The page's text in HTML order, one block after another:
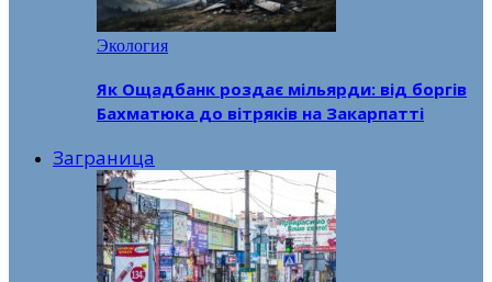
Экология
Як Ощадбанк роздає мільярди: від боргів
Бахматюка до вітряків на Закарпатті
Заграница